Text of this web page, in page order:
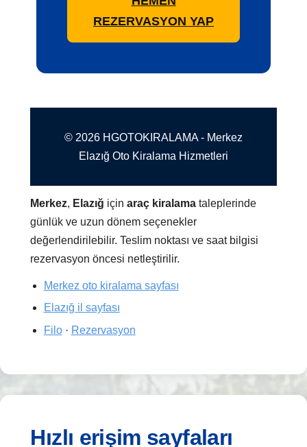
REZERVASYON YAP
© 2026 HGOTOKIRALAMA - Merkez
Elazığ Oto Kiralama Hizmetleri
Merkez, Elazığ içinaraç kiralama taleplerinde
günlük ve uzun dönem seçenekler
değerlendirilebilir. Teslim noktası ve saat bilgisi
rezervasyon öncesi netleştirilir.
Merkez oto kiralama sayfası
Elazığ il sayfası
Filo· Rezervasyon
Hızlı erişim sayfaları